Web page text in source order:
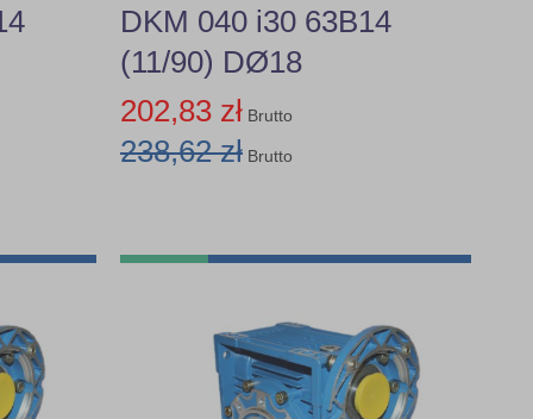
DKM 040 i30 63B14
(11/90) DØ18
202,83 zł Brutto
238,62 zł Brutto